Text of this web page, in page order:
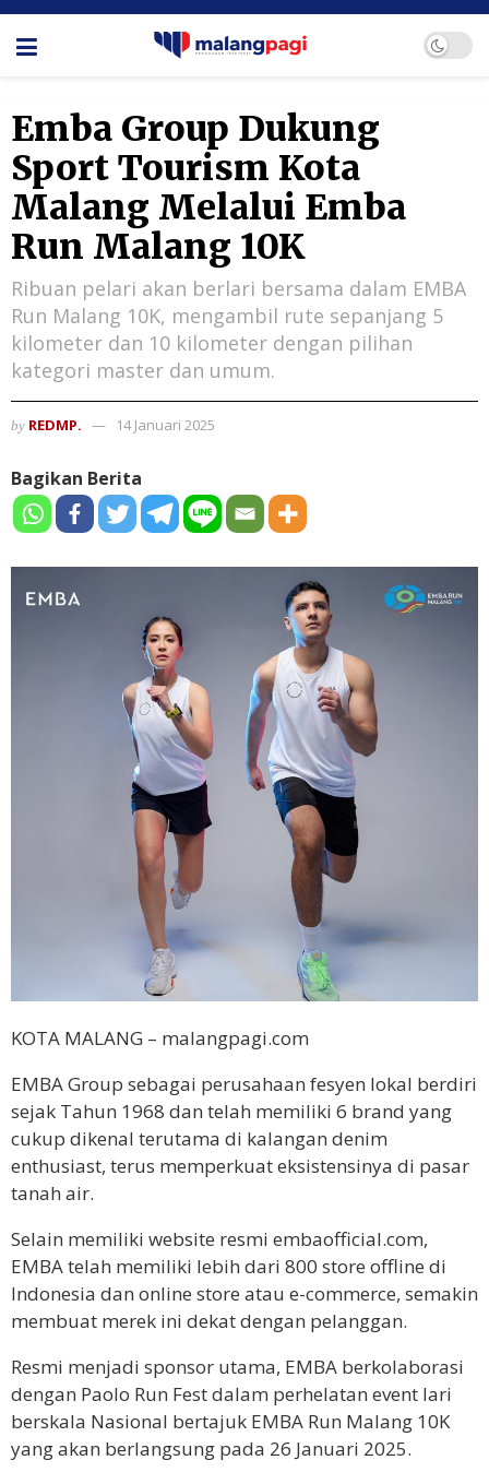
Emba Group Dukung
Sport Tourism Kota
Malang Melalui Emba
Run Malang 10K
Ribuan pelari akan berlari bersama dalam EMBA
Run Malang 10K, mengambil rute sepanjang 5
kilometer dan 10 kilometer dengan pilihan
kategori master dan umum.
by REDMP. 14 Januari 2025
Bagikan Berita
KOTA MALANG – malangpagi.com
EMBA Group sebagai perusahaan fesyen lokal berdiri
sejak Tahun 1968 dan telah memiliki 6 brand yang
cukup dikenal terutama di kalangan denim
enthusiast, terus memperkuat eksistensinya di pasar
tanah air.
Selain memiliki website resmi embaofficial.com,
EMBA telah memiliki lebih dari 800 store offline di
Indonesia dan online store atau e-commerce, semakin
membuat merek ini dekat dengan pelanggan.
Resmi menjadi sponsor utama, EMBA berkolaborasi
dengan Paolo Run Fest dalam perhelatan event lari
berskala Nasional bertajuk EMBA Run Malang 10K
yang akan berlangsung pada 26 Januari 2025.